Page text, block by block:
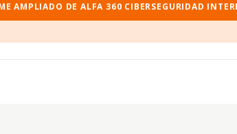
AMPLIADO DE ALFA 360 CIBERSEGURIDAD